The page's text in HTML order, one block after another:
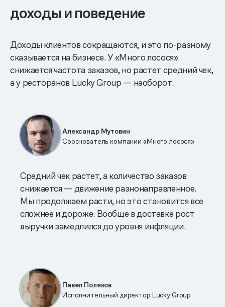
доходы и поведение
Доходы клиентов сокращаются, и это по-разному
сказывается на бизнесе. У «Много лосося»
снижается частота заказов, но растет средний чек,
а у ресторанов Lucky Group — наоборот.
Александр Мутовин
Сооснователь компании «Много лосося»
Средний чек растет, а количество заказов
снижается — движение разнонаправленное.
Мы продолжаем расти, но это становится все
сложнее и дороже. Вообще в доставке рост
выручки замедлился до уровня инфляции.
Павел Поляков
Исполнительный директор Lucky Group